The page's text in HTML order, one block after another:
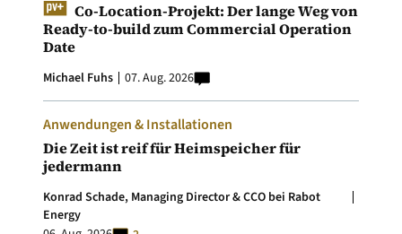
Co-Location-Projekt: Der lange Weg von
Ready-to-build zum Commercial Operation
Date
Michael Fuhs 07. Aug. 2026
Anwendungen & Installationen
Die Zeit ist reif für Heimspeicher für
jedermann
Konrad Schade, Managing Director & CCO bei Rabot
Energy